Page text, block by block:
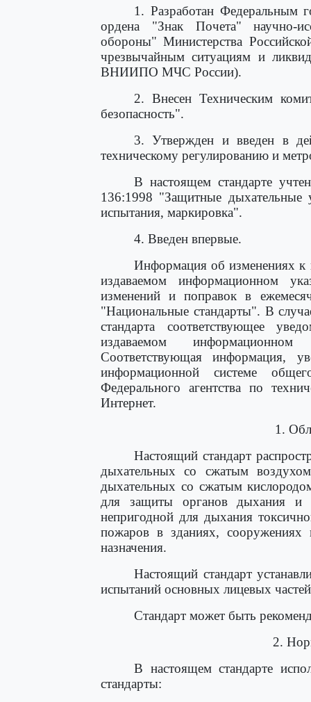
1. Разработан Федеральным
ордена "Знак Почета" научно-
обороны" Министерства
чрезвычайным ситуациям и
ВНИИПО МЧС России).
2. Внесен Техническим
безопасность".
3. Утвержден и введен в
техническому регулированию и
В настоящем стандарте
136:1998 "Защитные дыхательные
испытания, маркировка".
4. Введен впервые.
Информация об изменениях к
издаваемом информационном
изменений и поправок в
"Национальные стандарты". В
стандарта соответствующее
издаваемом
Соответствующая информация,
информационной системе
Федерального агентства по
Интернет.
1.
Настоящий стандарт
дыхательных со сжатым
дыхательных со сжатым
для защиты органов дыхания и
непригодной для дыхания
пожаров в зданиях, сооружениях
назначения.
Настоящий стандарт
испытаний основных лицевых
Стандарт может быть
2.
В настоящем стандарте
стандарты: